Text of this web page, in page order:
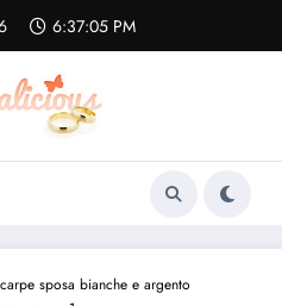
6:37:06 PM
sposa bianche e argento